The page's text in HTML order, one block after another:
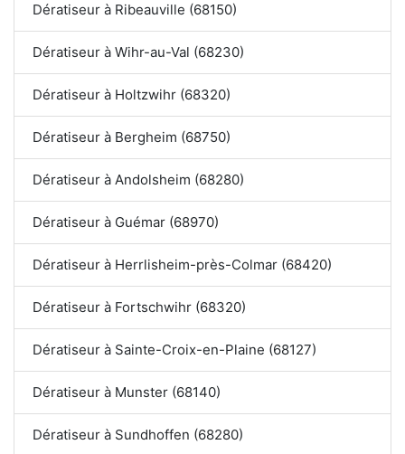
Dératiseur à Ribeauville (68150)
Dératiseur à Wihr-au-Val (68230)
Dératiseur à Holtzwihr (68320)
Dératiseur à Bergheim (68750)
Dératiseur à Andolsheim (68280)
Dératiseur à Guémar (68970)
Dératiseur à Herrlisheim-près-Colmar (68420)
Dératiseur à Fortschwihr (68320)
Dératiseur à Sainte-Croix-en-Plaine (68127)
Dératiseur à Munster (68140)
Dératiseur à Sundhoffen (68280)